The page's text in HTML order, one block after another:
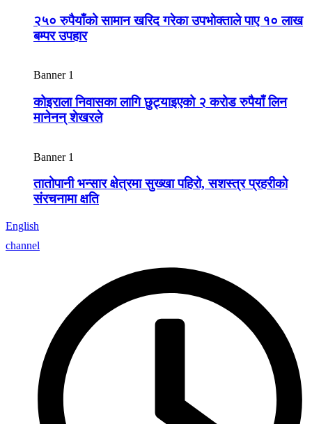
२५० रुपैयाँको सामान खरिद गरेका उपभोक्ताले पाए १० लाख
बम्पर उपहार
Banner 1
कोइराला निवासका लागि छुट्याइएको २ करोड रुपैयाँ लिन
मानेनन् शेखरले
Banner 1
तातोपानी भन्सार क्षेत्रमा सुख्खा पहिरो, सशस्त्र प्रहरीको
संरचनामा क्षति
English
channel